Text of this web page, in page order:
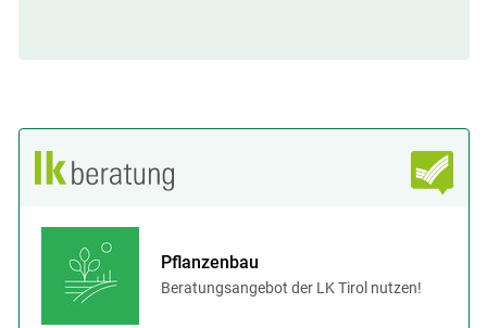
Pflanzenbau
Beratungsangebot der LK Tirol nutzen!